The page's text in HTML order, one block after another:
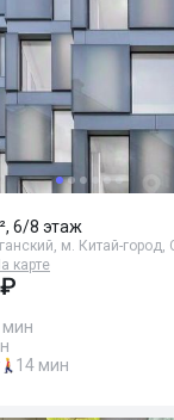
6/8 этаж
м. Китай-город,
карте
мин
14 мин